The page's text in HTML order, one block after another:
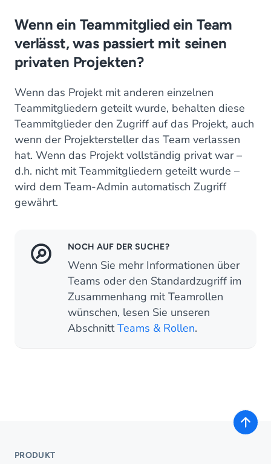
Wenn ein Teammitglied ein Team
verlässt, was passiert mit seinen
privaten Projekten?
Wenn das Projekt mit anderen einzelnen
Teammitgliedern geteilt wurde, behalten diese
Teammitglieder den Zugriff auf das Projekt, auch
wenn der Projektersteller das Team verlassen
hat. Wenn das Projekt vollständig privat war –
d.h. nicht mit Teammitgliedern geteilt wurde –
wird dem Team-Admin automatisch Zugriff
gewährt.
NOCH AUF DER SUCHE?
Wenn Sie mehr Informationen über
Teams oder den Standardzugriff im
Zusammenhang mit Teamrollen
wünschen, lesen Sie unseren
AbschnittTeams & Rollen.
PRODUKT